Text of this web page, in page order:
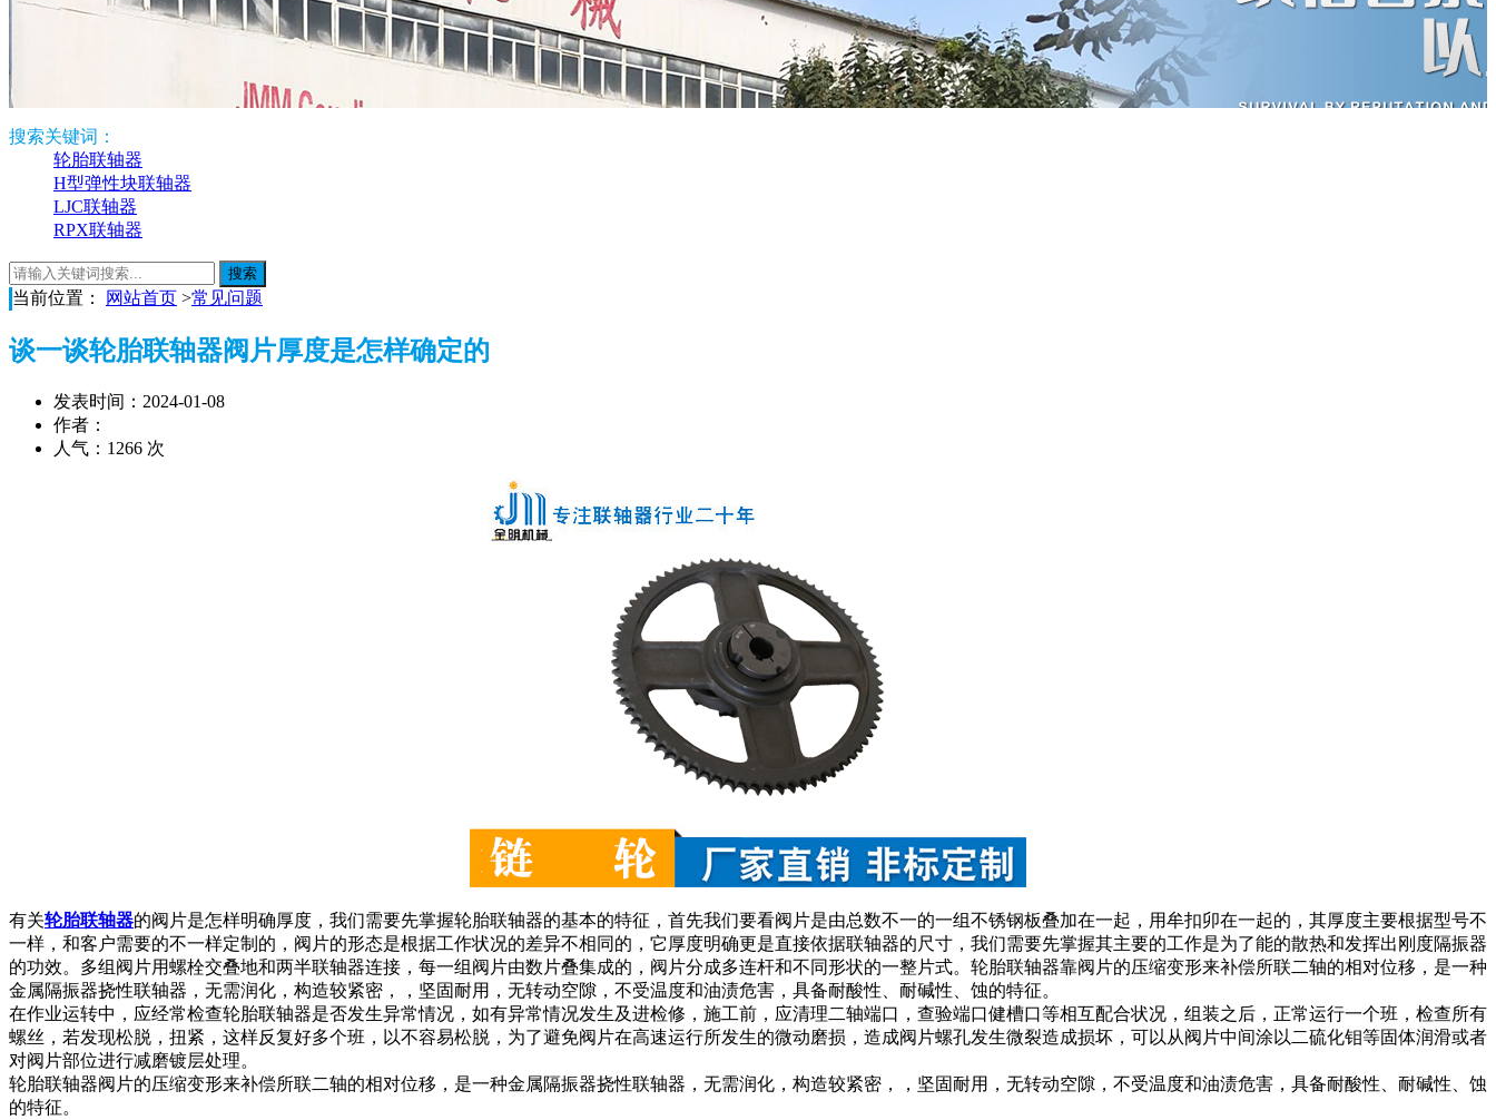
搜索关键词：
轮胎联轴器
H型弹性块联轴器
LJC联轴器
RPX联轴器
当前位置： 网站首页 >常见问题
谈一谈轮胎联轴器阀片厚度是怎样确定的
发表时间：2024-01-08
作者：
人气：1266 次
有关轮胎联轴器的阀片是怎样明确厚度，我们需要先掌握轮胎联轴器的基本的特征，首先我们要看阀片是由总数不一的一组不锈钢板叠加在一起，用牟扣卯在一起的，其厚度主要根据型号不
一样，和客户需要的不一样定制的，阀片的形态是根据工作状况的差异不相同的，它厚度明确更是直接依据联轴器的尺寸，我们需要先掌握其主要的工作是为了能的散热和发挥出刚度隔振器
的功效。多组阀片用螺栓交叠地和两半联轴器连接，每一组阀片由数片叠集成的，阀片分成多连杆和不同形状的一整片式。轮胎联轴器靠阀片的压缩变形来补偿所联二轴的相对位移，是一种
金属隔振器挠性联轴器，无需润化，构造较紧密，，坚固耐用，无转动空隙，不受温度和油渍危害，具备耐酸性、耐碱性、蚀的特征。
在作业运转中，应经常检查轮胎联轴器是否发生异常情况，如有异常情况发生及进检修，施工前，应清理二轴端口，查验端口健槽口等相互配合状况，组装之后，正常运行一个班，检查所有
螺丝，若发现松脱，扭紧，这样反复好多个班，以不容易松脱，为了避免阀片在高速运行所发生的微动磨损，造成阀片螺孔发生微裂造成损坏，可以从阀片中间涂以二硫化钼等固体润滑或者
对阀片部位进行减磨镀层处理。
轮胎联轴器阀片的压缩变形来补偿所联二轴的相对位移，是一种金属隔振器挠性联轴器，无需润化，构造较紧密，，坚固耐用，无转动空隙，不受温度和油渍危害，具备耐酸性、耐碱性、蚀
的特征。